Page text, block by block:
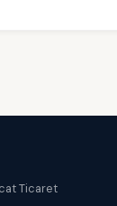
Ticaret